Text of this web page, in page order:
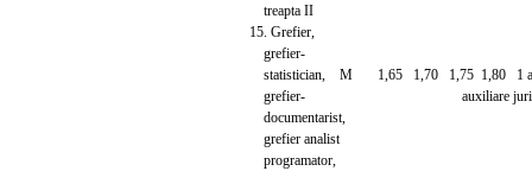
treapta II
15. Grefier,
grefier-
statistician, M 1,65 1,70 1,75 1,80 1
grefier- auxiliare
documentarist,
grefier analist
programator,